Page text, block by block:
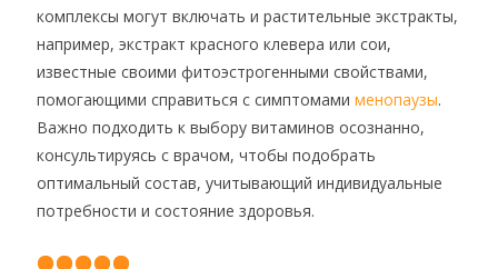
комплексы могут включать и растительные экстракты,
например, экстракт красного клевера или сои,
известные своими фитоэстрогенными свойствами,
помогающими справиться с симптомами менопаузы.
Важно подходить к выбору витаминов осознанно,
консультируясь с врачом, чтобы подобрать
оптимальный состав, учитывающий индивидуальные
потребности и состояние здоровья.